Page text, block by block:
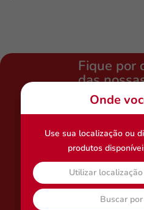
Onde
Use sua localização ou
produtos
Utilizar
Fique por
das
e
E-mail
Seu pet